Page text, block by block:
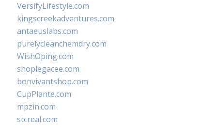
VersifyLifestyle.com
kingscreekadventures.com
antaeuslabs.com
purelycleanchemdry.com
WishOping.com
shoplegacee.com
bonvivantshop.com
CupPlante.com
mpzin.com
stcreal.com